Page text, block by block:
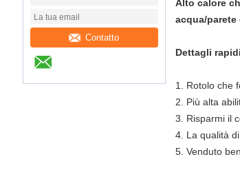
Contatto
Alto calore
acqua/parete
Dettagli
1. Rotolo che
2. Più alta
3. Risparmi il
4. La qualità
5. Venduto